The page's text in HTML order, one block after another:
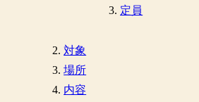
定員
対象
場所
内容